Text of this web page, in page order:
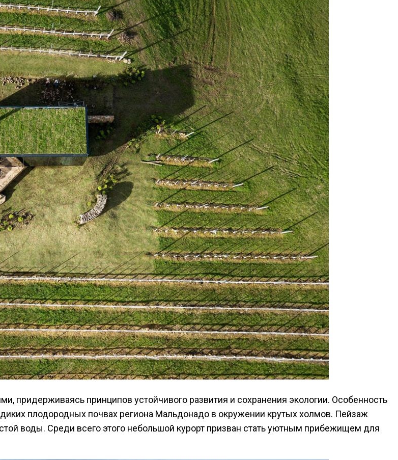
придерживаясь принципов устойчивого развития и сохранения экологии. Особенность
плодородных почвах региона Мальдонадо в окружении крутых холмов. Пейзаж
воды. Среди всего этого небольшой курорт призван стать уютным прибежищем для